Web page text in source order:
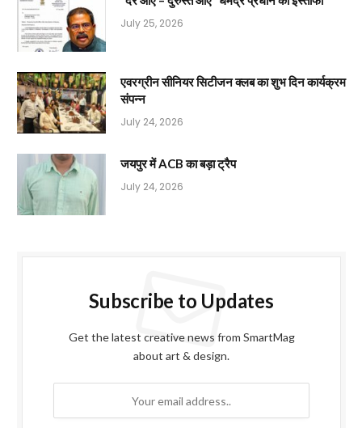
July 25, 2026
एवरग्रीन सीनियर सिटीजन क्लब का शुभ दिन कार्यक्रम
संपन्न
July 24, 2026
जयपुर में ACB का बड़ा ट्रैप
July 24, 2026
Subscribe to Updates
Get the latest creative news from SmartMag
about art & design.